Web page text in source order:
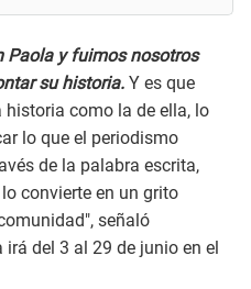
Paola y fuimos nosotros
su historia. Y es que
historia como la de ella, lo
lo que el periodismo
de la palabra escrita,
convierte en un grito
señaló
del 3 al 29 de junio en el